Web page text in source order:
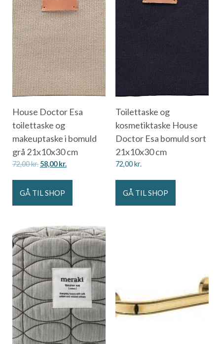
House Doctor Esa
toilettaske og
makeuptaske i bomuld
grå 21x10x30 cm
72,00kr. 58,00kr.
GÅ TIL SHOP
Toilettaske og
kosmetiktaske House
Doctor Esa bomuld sort
21x10x30 cm
72,00kr.
GÅ TIL SHOP